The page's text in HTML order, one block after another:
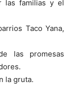
las familias y el
Taco Yana,
las promesas
la gruta.